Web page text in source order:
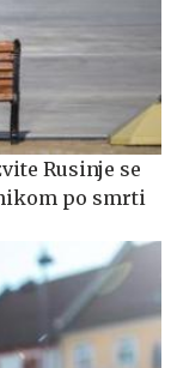
Rusinje se
po smrti